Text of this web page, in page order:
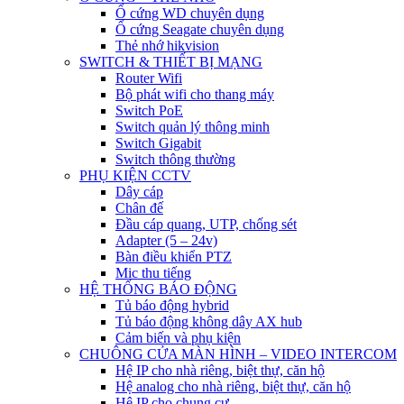
Ổ cứng WD chuyên dụng
Ổ cứng Seagate chuyên dụng
Thẻ nhớ hikvision
SWITCH & THIẾT BỊ MẠNG
Router Wifi
Bộ phát wifi cho thang máy
Switch PoE
Switch quản lý thông minh
Switch Gigabit
Switch thông thường
PHỤ KIỆN CCTV
Dây cáp
Chân đế
Đầu cáp quang, UTP, chống sét
Adapter (5 – 24v)
Bàn điều khiển PTZ
Mic thu tiếng
HỆ THỐNG BÁO ĐỘNG
Tủ báo động hybrid
Tủ báo động không dây AX hub
Cảm biến và phụ kiện
CHUÔNG CỬA MÀN HÌNH – VIDEO INTERCOM
Hệ IP cho nhà riêng, biệt thự, căn hộ
Hệ analog cho nhà riêng, biệt thự, căn hộ